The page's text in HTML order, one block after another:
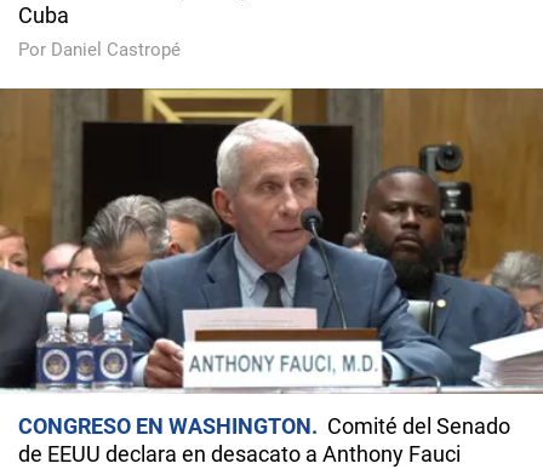
Cuba
Por Daniel Castropé
CONGRESO EN WASHINGTON
Comité del Senado
de EEUU declara en desacato a Anthony Fauci